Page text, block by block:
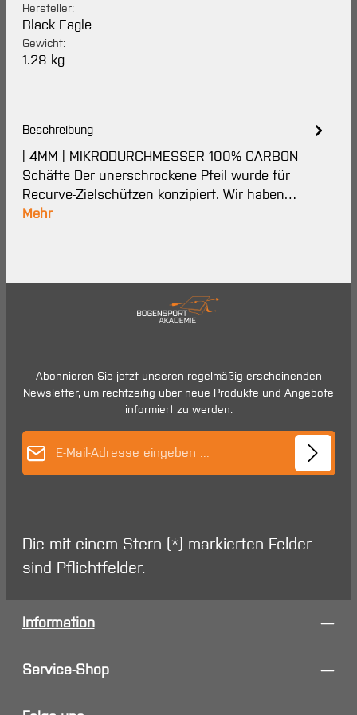
Hersteller:
Black Eagle
Gewicht:
1.28 kg
Beschreibung
| 4MM | MIKRODURCHMESSER 100% CARBON
Schäfte Der unerschrockene Pfeil wurde für
Recurve-Zielschützen konzipiert. Wir haben…
Mehr
Abonnieren Sie jetzt unseren regelmäßig erscheinenden
Newsletter, um rechtzeitig über neue Produkte und Angebote
informiert zu werden.
Die mit einem Stern (*) markierten Felder
sind Pflichtfelder.
Information
Service-Shop